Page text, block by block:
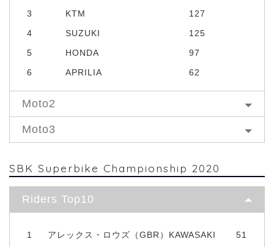
3
KTM
127
4
SUZUKI
125
5
HONDA
97
6
APRILIA 62
Moto2
Moto3
SBK Superbike Championship 2020
Riders Top10
1 アレックス・ロウズ（GBR）KAWASAKI 51